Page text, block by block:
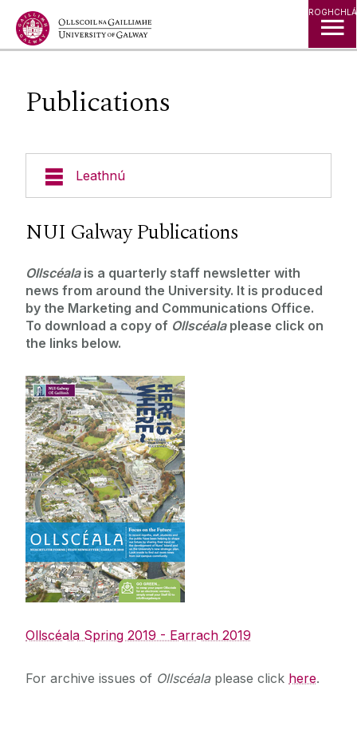
Léim go Ábhar
Publications
Leathnú
Experts Directory
Filming on Campus
Publications
Nuacht & Imeachtaí
Straitéis 2020-2025
NUI Galway Publications
‌Ollscéalais a quarterly staff newsletter with
news from around the University. It is produced
by the Marketing and Communications Office.
To download a copy of Ollscéalaplease click on
the links below.
Ollscéala Spring 2019 - Earrach 2019
For archive issues of Ollscéalaplease click here.